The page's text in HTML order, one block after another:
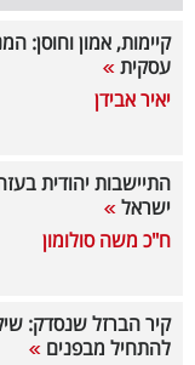
פודקאסט
40
קיימות, אמון וחוסן:
עסקית
יאיר אבידן
התיישבות יהודית
ישראל
ח"כ משה סולומון
קיר הברזל שנסדק:
להתחיל מבפנים